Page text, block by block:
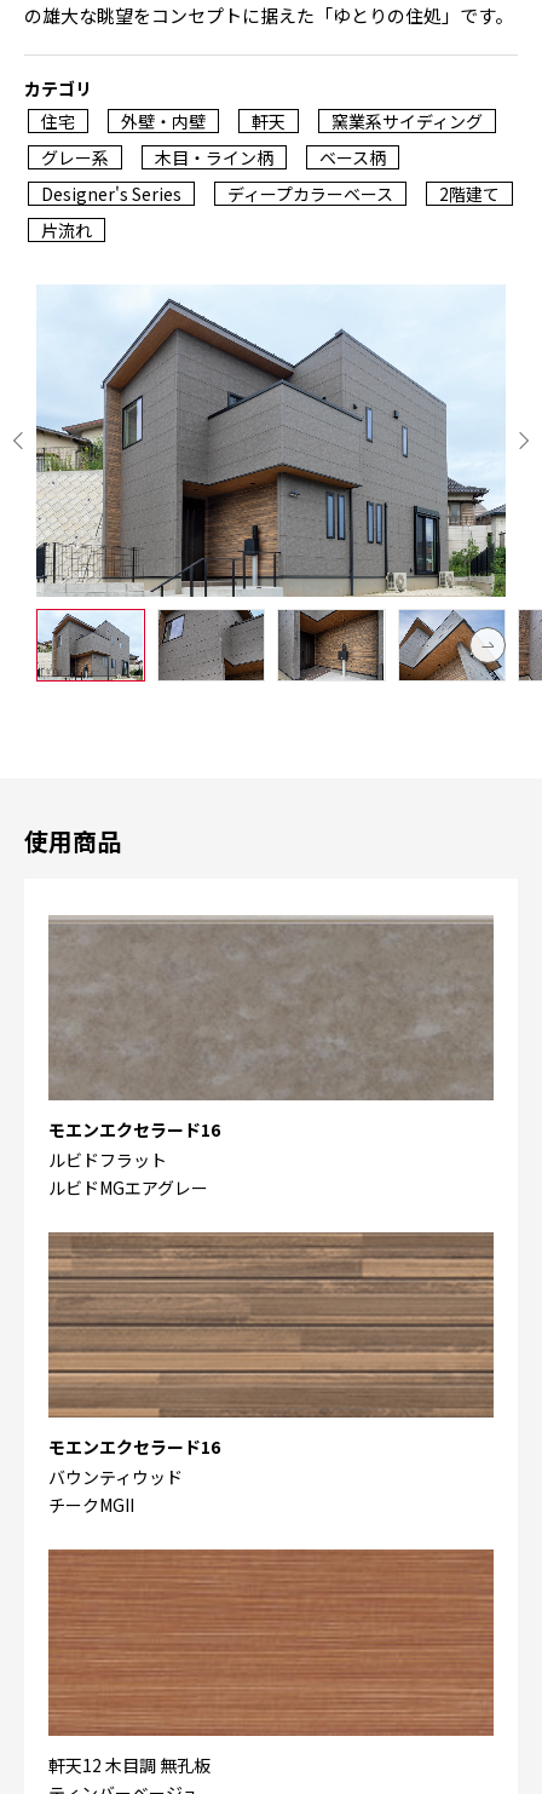
の雄大な眺望をコンセプトに据えた「ゆとりの住処」です。
カテゴリ
住宅
外壁・内壁 軒天
窯業系サイディング
グレー系
木目・ライン柄
ベース柄
Designer's Series
ディープカラーベース
2階建て
片流れ
使用商品
モエンエクセラード16
ルビドフラット
ルビドMGエアグレー
モエンエクセラード16
バウンティウッド
チークMGII
軒天12 木目調 無孔板